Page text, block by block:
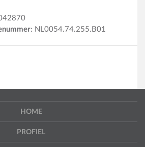
: NL0054.74.255.B01
HOME
PROFIEL